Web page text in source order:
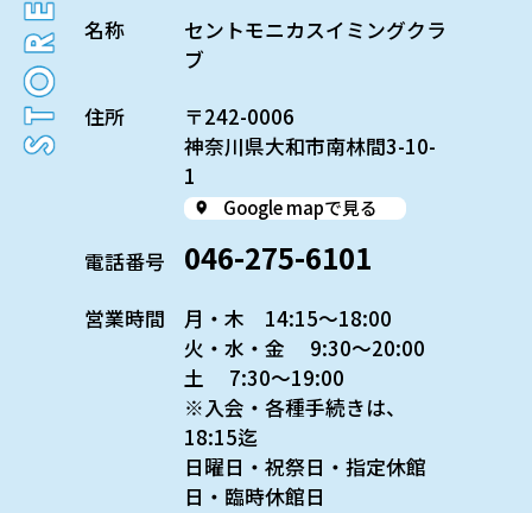
名称
セントモニカスイミングクラ
ブ
住所
〒242-0006
神奈川県大和市南林間3-10-
1
Google mapで見る
電話番号 046-275-6101
営業時間
月・木 14:15〜18:00
火・水・金 9:30〜20:00
土 7:30〜19:00
※入会・各種手続きは、
18:15迄
日曜日・祝祭日・指定休館
日・臨時休館日